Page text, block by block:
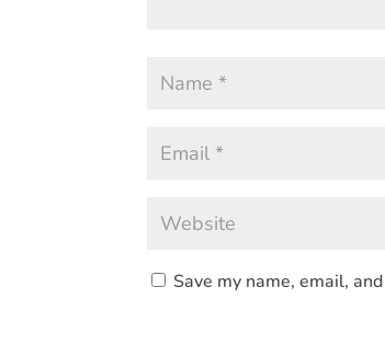
Save my name, email,